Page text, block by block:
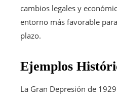
cambios legales y
entorno más favorable
plazo.
Ejemplos
La Gran Depresión de